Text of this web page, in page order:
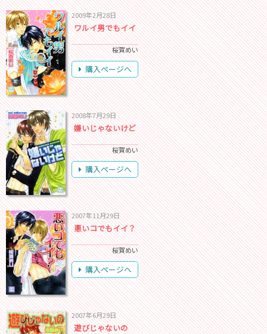
2009年2月28日
ワルイ男でもイイ
桜賀めい
購入ページへ
2008年7月29日
嫌いじゃないけど
桜賀めい
購入ページへ
2007年11月29日
悪いコでもイイ？
桜賀めい
購入ページへ
2007年6月29日
遊びじゃないの